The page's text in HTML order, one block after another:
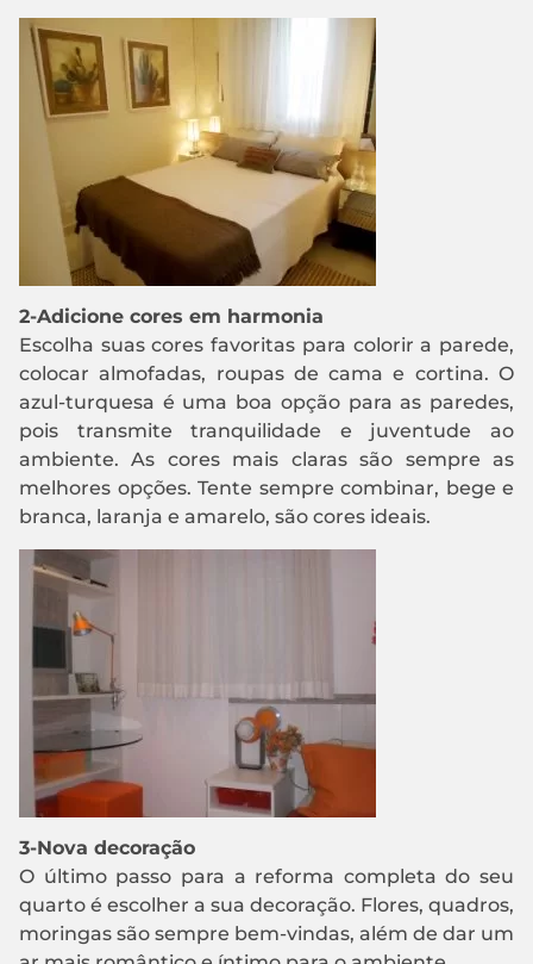
2-Adicione cores em harmonia
Escolha suas cores favoritas para colorir a parede,
colocar almofadas, roupas de cama e cortina. O
azul-turquesa é uma boa opção para as paredes,
pois transmite tranquilidade e juventude ao
ambiente. As cores mais claras são sempre as
melhores opções. Tente sempre combinar, bege e
branca, laranja e amarelo, são cores ideais.
3-Nova decoração
O último passo para a reforma completa do seu
quarto é escolher a sua decoração. Flores, quadros,
moringas são sempre bem-vindas, além de dar um